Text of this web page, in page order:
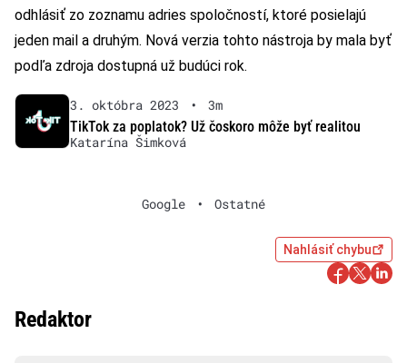
odhlásiť zo zoznamu adries spoločností, ktoré posielajú
jeden mail a druhým. Nová verzia tohto nástroja by mala byť
podľa zdroja dostupná už budúci rok.
3. októbra 2023 •
3m
TikTok za poplatok? Už čoskoro môže byť realitou
Katarína Šimková
Google • Ostatné
Nahlásiť chybu
Redaktor